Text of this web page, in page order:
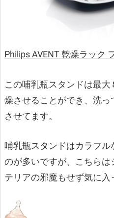
Philips AVENT 乾燥ラック
この哺乳瓶スタンドは最
燥させることができ、洗
させてます。
哺乳瓶スタンドはカラフル
のが多いですが、こちら
テリアの邪魔もせず気に入